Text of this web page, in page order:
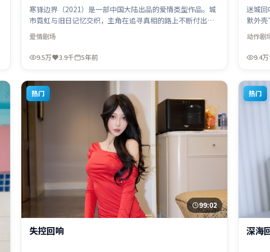
寒锋边界（2021）是一部中国大陆出品的爱情类型作品。城
市霓虹与旧日记忆交织，主角在追寻真相的路上不断付出代
价。高潮段落信息密度高，情绪释放与主题回扣同时完成。
由毕赣执导，张译、木村拓哉、堺雅人，周冬雨、艾米莉·
布朗特等联袂出演。影片于2021年5月22日（中国大陆）在
爱情剧场
9.5万 3.9千 5年前
迷城
默外
存。视
娄烨
演。影
动作剧
9.4万
热门
99:02
失控回响
热门
深海